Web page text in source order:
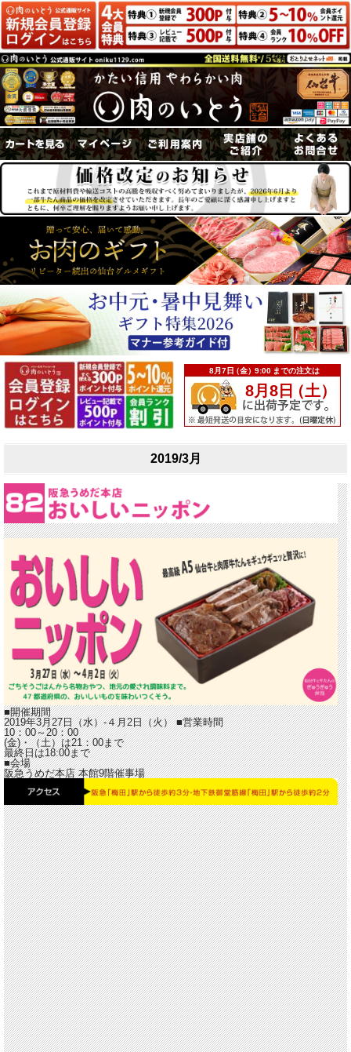
2019/3月
■開催期間
2019年3月27日（水）-４月2日（火） ■営業時間
10：00～20：00
(金)・（土）は21：00まで
最終日は18:00まで
■会場
阪急うめだ本店 本館9階催事場